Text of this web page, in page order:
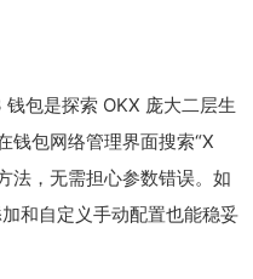
包是探索 OKX 庞大二层生
钱包网络管理界面搜索“X
法，无需担心参数错误。如
和自定义手动配置也能稳妥